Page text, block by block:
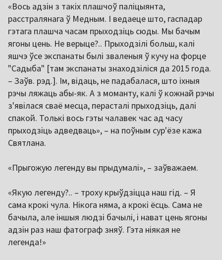
«Вось адзін з такіх плашчоў паліцыянта,
расстралянага ў Медным. І ведаеце што, гаспадар
гэтага плашча часам прыходзіць сюды. Мы бачым
ягоны цень. Не верыце?.. Прыходзілі больш, калі
яшчэ ўсе экспанаты былі зваленыя ў кучу на форце
"Садыба" [там экспанаты знаходзіліся да 2015 года.
– Заўв. рэд.]. Ім, відаць, не падабалася, што іхныя
рэчы ляжаць абы-як. А з моманту, калі ў кожнай рэчы
з'явілася сваё месца, перасталі прыходзіць, далі
спакой. Толькі вось гэты чалавек час ад часу
прыходзіць адведваць», – на поўным сур'ёзе кажа
Святлана.
«Прыгожую легенду вы прыдумалі», – заўважаем.
«Якую легенду?.. – троху крыўдзіцца наш гід. – Я
сама крокі чула. Нікога няма, а крокі ёсць. Сама не
бачыла, але іншыя людзі бачылі, і нават цень ягоны
адзін раз наш фатограф зняў. Гэта ніякая не
легенда!»